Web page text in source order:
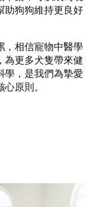
助狗狗維持更良好
，相信寵物中醫學
為更多犬隻帶來健
學，是我們為摯愛
原則。